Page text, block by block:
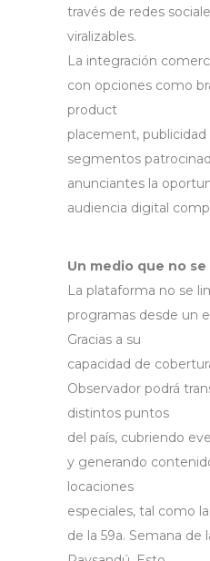
través de redes
viralizables.
La integración
con opciones como
product
placement,
segmentos
anunciantes la
audiencia digital
Un medio que no
La plataforma no se
programas desde un
Gracias a su
capacidad de
Observador podrá
distintos puntos
del país, cubriendo
y generando
locaciones
especiales, tal como
de la 59a. Semana de